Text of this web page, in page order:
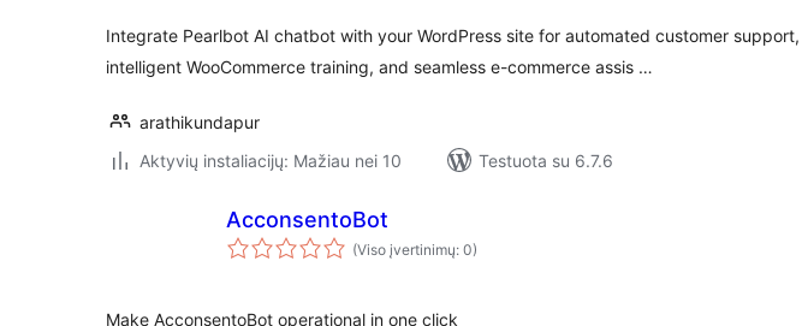
Integrate Pearlbot AI chatbot with your WordPress site for automated customer support,
intelligent WooCommerce training, and seamless e-commerce assis …
arathikundapur
Aktyvių instaliacijų: Mažiau nei 10
Testuota su 6.7.6
AcconsentoBot
(Viso įvertinimų: 0)
Make AcconsentoBot operational in one click